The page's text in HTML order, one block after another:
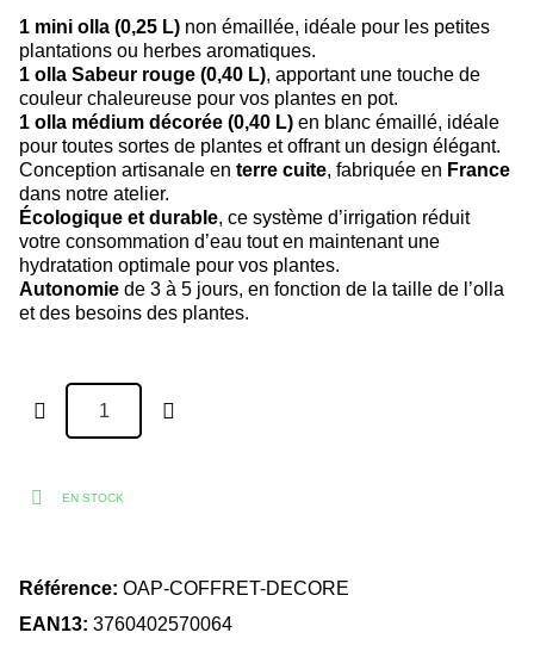
1 mini olla (0,25 L) non émaillée, idéale pour les petites
plantations ou herbes aromatiques.
1 olla Sabeur rouge (0,40 L), apportant une touche de
couleur chaleureuse pour vos plantes en pot.
1 olla médium décorée (0,40 L) en blanc émaillé, idéale
pour toutes sortes de plantes et offrant un design élégant.
Conception artisanale en terre cuite, fabriquée en France
dans notre atelier.
Écologique et durable, ce système d’irrigation réduit
votre consommation d’eau tout en maintenant une
hydratation optimale pour vos plantes.
Autonomie de 3 à 5 jours, en fonction de la taille de l’olla
et des besoins des plantes.
EN STOCK
Référence OAP-COFFRET-DECORE
EAN13 3760402570064